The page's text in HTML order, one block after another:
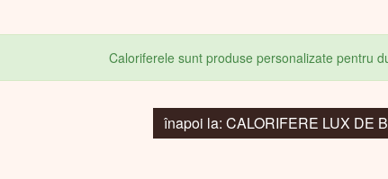
Caloriferele sunt produse personalizate pentru
înapoi la: CALORIFERE LUX DE